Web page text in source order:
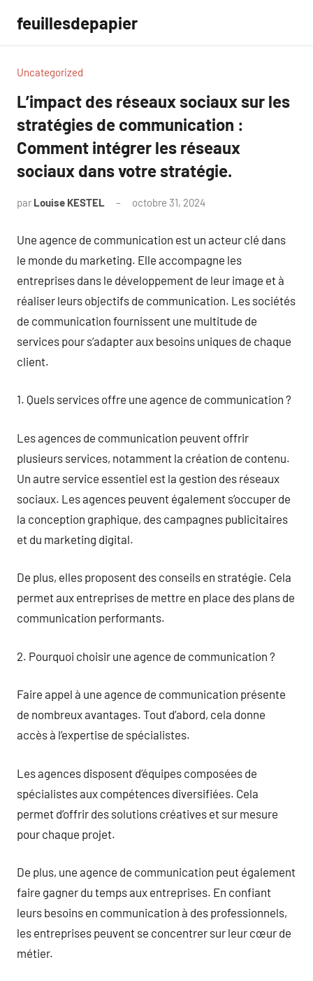
contenu
feuillesdepapier
Uncategorized
L’impact des réseaux sociaux sur les
stratégies de communication :
Comment intégrer les réseaux
sociaux dans votre stratégie.
par Louise KESTEL octobre 31, 2024
Une agence de communication est un acteur clé dans
le monde du marketing. Elle accompagne les
entreprises dans le développement de leur image et à
réaliser leurs objectifs de communication. Les sociétés
de communication fournissent une multitude de
services pour s’adapter aux besoins uniques de chaque
client.
1. Quels services offre une agence de communication ?
Les agences de communication peuvent offrir
plusieurs services, notamment la création de contenu.
Un autre service essentiel est la gestion des réseaux
sociaux. Les agences peuvent également s’occuper de
la conception graphique, des campagnes publicitaires
et du marketing digital.
De plus, elles proposent des conseils en stratégie. Cela
permet aux entreprises de mettre en place des plans de
communication performants.
2. Pourquoi choisir une agence de communication ?
Faire appel à une agence de communication présente
de nombreux avantages. Tout d’abord, cela donne
accès à l’expertise de spécialistes.
Les agences disposent d’équipes composées de
spécialistes aux compétences diversifiées. Cela
permet d’offrir des solutions créatives et sur mesure
pour chaque projet.
De plus, une agence de communication peut également
faire gagner du temps aux entreprises. En confiant
leurs besoins en communication à des professionnels,
les entreprises peuvent se concentrer sur leur cœur de
métier.